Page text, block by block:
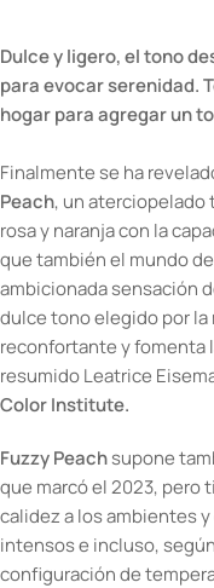
Dulce y ligero, el tono
para evocar serenidad.
hogar para agregar un
Finalmente se ha
Peach, un
rosa y naranja con la
que también el mundo
ambicionada sensación
dulce tono elegido por la
reconfortante y fomenta
resumido Leatrice
Color Institute.
Fuzzy Peachsupone
que marcó el 2023, pero
calidez a los ambientes
intensos e incluso,
configuración de